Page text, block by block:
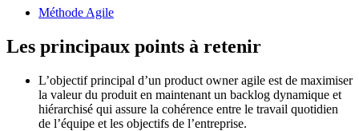
Méthode Agile
Les principaux points à retenir
L’objectif principal d’un product owner agile est de maximiser
la valeur du produit en maintenant un backlog dynamique et
hiérarchisé qui assure la cohérence entre le travail quotidien
de l’équipe et les objectifs de l’entreprise.